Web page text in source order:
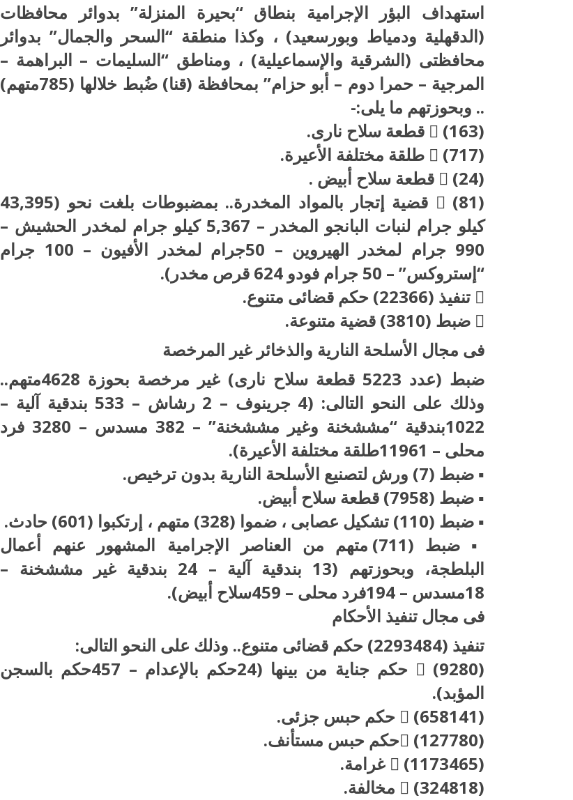
استهداف البؤر الإجرامية بنطاق “بحيرة المنزلة” بدوائر محافظات
(الدقهلية ودمياط وبورسعيد) ، وكذا منطقة “السحر والجمال” بدوائر
محافظتى (الشرقية والإسماعيلية) ، ومناطق “السليمات – البراهمة –
المرجية – حمرا دوم – أبو حزام” بمحافظة (قنا) ضُبط خلالها (785متهم)
.. وبحوزتهم ما يلى:-
 (163) قطعة سلاح نارى.
 (717) طلقة مختلفة الأعيرة.
 (24) قطعة سلاح أبيض .
 (81) قضية إتجار بالمواد المخدرة.. بمضبوطات بلغت نحو (43,395
كيلو جرام لنبات البانجو المخدر – 5,367 كيلو جرام لمخدر الحشيش –
990 جرام لمخدر الهيروين – 50جرام لمخدر الأفيون – 100 جرام
“إستروكس” – 50 جرام فودو 624 قرص مخدر).
 تنفيذ (22366) حكم قضائى متنوع.
 ضبط (3810) قضية متنوعة.
فى مجال الأسلحة النارية والذخائر غير المرخصة
ضبط (عدد 5223 قطعة سلاح نارى) غير مرخصة بحوزة 4628متهم..
وذلك على النحو التالى: (4 جرينوف – 2 رشاش – 533 بندقية آلية –
1022بندقية “مششخنة وغير مششخنة” – 382 مسدس – 3280 فرد
محلى – 11961طلقة مختلفة الأعيرة).
▪ ضبط (7) ورش لتصنيع الأسلحة النارية بدون ترخيص.
▪ ضبط (7958) قطعة سلاح أبيض.
▪ ضبط (110) تشكيل عصابى ، ضموا (328) متهم ، إرتكبوا (601) حادث.
▪ ضبط (711) متهم من العناصر الإجرامية المشهور عنهم أعمال
البلطجة، وبحوزتهم (13 بندقية آلية – 24 بندقية غير مششخنة –
18مسدس – 194فرد محلى – 459سلاح أبيض).
فى مجال تنفيذ الأحكام
تنفيذ (2293484) حكم قضائى متنوع.. وذلك على النحو التالى:
 (9280) حكم جناية من بينها (24حكم بالإعدام – 457حكم بالسجن
المؤبد).
 (658141) حكم حبس جزئى.
 (127780)حكم حبس مستأنف.
 (1173465) غرامة.
 (324818) مخالفة.